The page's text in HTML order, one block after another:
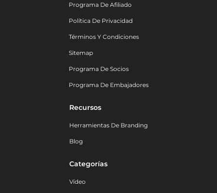
Programa De Afiliado
Política De Privacidad
Términos Y Condiciones
Sitemap
Programa De Socios
Programa De Embajadores
Recursos
Herramientas De Branding
Blog
Categorías
Vídeo